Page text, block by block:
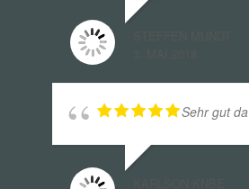
Sehr gut da